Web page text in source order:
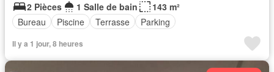
2 Pièces
1 Salle de bain
143 m²
Bureau
Piscine Terrasse Parking
Il y a 1 jour, 8 heures